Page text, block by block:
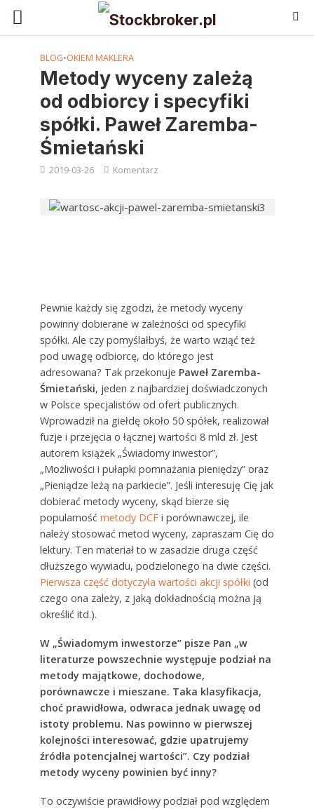
BLOG•OKIEM MAKLERA
Metody wyceny zależą
od odbiorcy i specyfiki
spółki. Paweł Zaremba-
Śmietański
2019-03-26 Komentarz
Pewnie każdy się zgodzi, że metody wyceny
powinny dobierane w zależności od specyfiki
spółki. Ale czy pomyślałbyś, że warto wziąć też
pod uwagę odbiorcę, do którego jest
adresowana? Tak przekonuje Paweł Zaremba-
Śmietański, jeden z najbardziej doświadczonych
w Polsce specjalistów od ofert publicznych.
Wprowadził na giełdę około 50 spółek, realizował
fuzje i przejęcia o łącznej wartości 8 mld zł. Jest
autorem książek „Świadomy inwestor”,
„Możliwości i pułapki pomnażania pieniędzy” oraz
„Pieniądze leżą na parkiecie”. Jeśli interesuję Cię jak
dobierać metody wyceny, skąd bierze się
popularność metody DCFi porównawczej, ile
należy stosować metod wyceny, zapraszam Cię do
lektury. Ten materiał to w zasadzie druga część
dłuższego wywiadu, podzielonego na dwie części.
Pierwsza część dotyczyła wartości akcji spółki (od
czego ona zależy, z jaką dokładnością można ją
określić itd.).
W „Świadomym inwestorze” pisze Pan „w
literaturze powszechnie występuje podział na
metody majątkowe, dochodowe,
porównawcze i mieszane. Taka klasyfikacja,
choć prawidłowa, odwraca jednak uwagę od
istoty problemu. Nas powinno w pierwszej
kolejności interesować, gdzie upatrujemy
źródła potencjalnej wartości”. Czy podział
metody wyceny powinien być inny?
To oczywiście prawidłowy podział pod względem